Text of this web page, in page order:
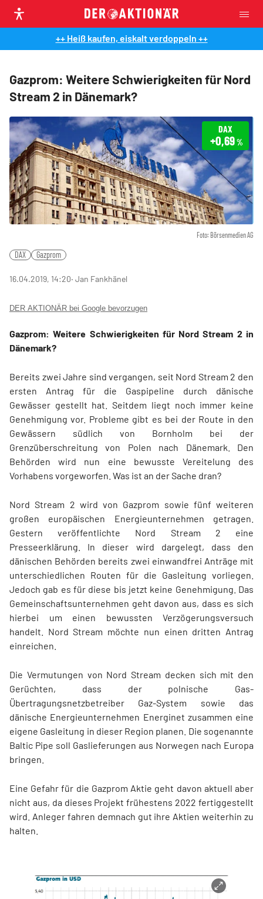
++ Heiß kaufen, eiskalt verdoppeln ++
Gazprom: Weitere Schwierigkeiten für Nord
Stream 2 in Dänemark?
Foto: Börsenmedien AG
DAX
+0,69%
DAX Gazprom
16.04.2019, 14:20‧ Jan Fankhänel
DER AKTIONÄR bei Google bevorzugen
Gazprom: Weitere Schwierigkeiten für Nord Stream 2 in
Dänemark?
Bereits zwei Jahre sind vergangen, seit Nord Stream 2 den
ersten Antrag für die Gaspipeline durch dänische
Gewässer gestellt hat. Seitdem liegt noch immer keine
Genehmigung vor. Probleme gibt es bei der Route in den
Gewässern südlich von Bornholm bei der
Grenzüberschreitung von Polen nach Dänemark. Den
Behörden wird nun eine bewusste Vereitelung des
Vorhabens vorgeworfen. Was ist an der Sache dran?
Nord Stream 2 wird von Gazprom sowie fünf weiteren
großen europäischen Energieunternehmen getragen.
Gestern veröffentlichte Nord Stream 2 eine
Presseerklärung. In dieser wird dargelegt, dass den
dänischen Behörden bereits zwei einwandfrei Anträge mit
unterschiedlichen Routen für die Gasleitung vorliegen.
Jedoch gab es für diese bis jetzt keine Genehmigung. Das
Gemeinschaftsunternehmen geht davon aus, dass es sich
hierbei um einen bewussten Verzögerungsversuch
handelt. Nord Stream möchte nun einen dritten Antrag
einreichen.
Die Vermutungen von Nord Stream decken sich mit den
Gerüchten, dass der polnische Gas-
Übertragungsnetzbetreiber Gaz-System sowie das
dänische Energieunternehmen Energinet zusammen eine
eigene Gasleitung in dieser Region planen. Die sogenannte
Baltic Pipe soll Gaslieferungen aus Norwegen nach Europa
bringen.
Eine Gefahr für die Gazprom Aktie geht davon aktuell aber
nicht aus, da dieses Projekt frühestens 2022 fertiggestellt
wird. Anleger fahren demnach gut ihre Aktien weiterhin zu
halten.